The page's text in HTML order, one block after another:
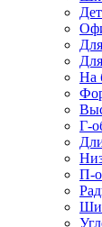
На
Г-
П-